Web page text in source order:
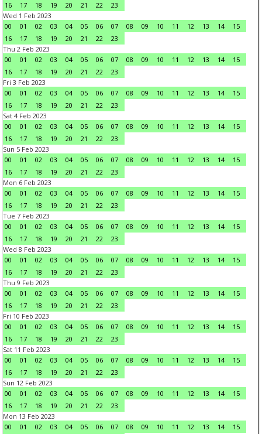
16
17 18 19 20 21 22
23
Wed 1 Feb 2023
00
01 02 03 04 05 06 07 08 09 10 11 12 13 14
15
16
17 18 19 20 21 22
23
Thu 2 Feb 2023
00
01 02 03 04 05 06 07 08 09 10 11 12 13 14
15
16
17 18 19 20 21 22
23
Fri 3 Feb 2023
00
01 02 03 04 05 06 07 08 09 10 11 12 13 14
15
16
17 18 19 20 21 22
23
Sat 4 Feb 2023
00
01 02 03 04 05 06 07 08 09 10 11 12 13 14
15
16
17 18 19 20 21 22
23
Sun 5 Feb 2023
00
01 02 03 04 05 06 07 08 09 10 11 12 13 14
15
16
17 18 19 20 21 22
23
Mon 6 Feb 2023
00
01 02 03 04 05 06 07 08 09 10 11 12 13 14
15
16
17 18 19 20 21 22
23
Tue 7 Feb 2023
00
01 02 03 04 05 06 07 08 09 10 11 12 13 14
15
16
17 18 19 20 21 22
23
Wed 8 Feb 2023
00
01 02 03 04 05 06 07 08 09 10 11 12 13 14
15
16
17 18 19 20 21 22
23
Thu 9 Feb 2023
00
01 02 03 04 05 06 07 08 09 10 11 12 13 14
15
16
17 18 19 20 21 22
23
Fri 10 Feb 2023
00
01 02 03 04 05 06 07 08 09 10 11 12 13 14
15
16
17 18 19 20 21 22
23
Sat 11 Feb 2023
00
01 02 03 04 05 06 07 08 09 10 11 12 13 14
15
16
17 18 19 20 21 22
23
Sun 12 Feb 2023
00
01 02 03 04 05 06 07 08 09 10 11 12 13 14
15
16
17 18 19 20 21 22
23
Mon 13 Feb 2023
00
01 02 03 04 05 06 07 08 09 10 11 12 13 14
15